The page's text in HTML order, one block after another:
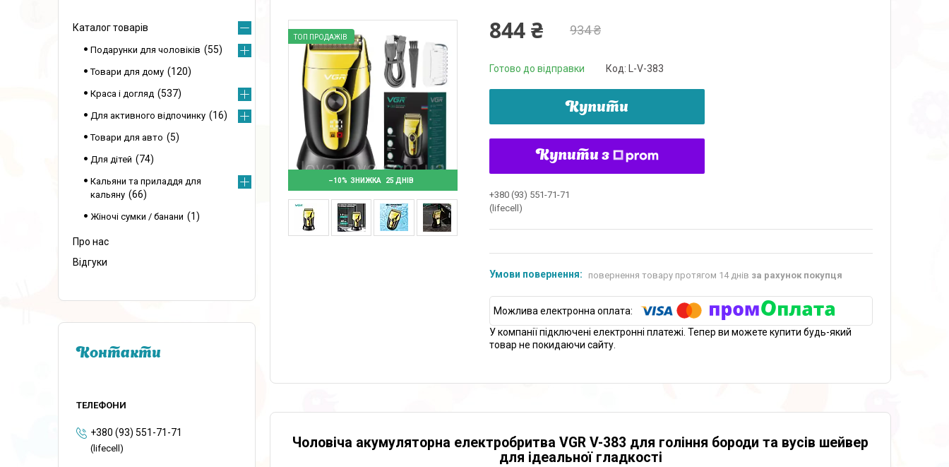
–10% 25 ДНІВ
ТОП ПРОДАЖІВ 934 ₴
844 ₴
Готово до відправки Код: L-V-383
Купити
Купити з
+380 (93) 551-71-71
(lifecell)
повернення товару протягом 14 днів за рахунок покупця
У компанії підключені електронні платежі. Тепер ви можете купити будь-який
товар не покидаючи сайту.
Чоловіча акумуляторна електробритва VGR V-383 для гоління бороди та вусів шейвер
для ідеальної гладкості
Каталог товарів
Подарунки для чоловіків 55
Товари для дому 120
Краса і догляд 537
Для активного відпочинку 16
Товари для авто 5
Для дітей 74
Кальяни та приладдя для
кальяну
66
Жіночі сумки / банани 1
Про нас
Відгуки
Контакти
+380 (93) 551-71-71
(lifecell)